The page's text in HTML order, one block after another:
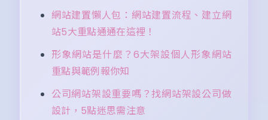
網站建置懶人包：網站建置流程、建立網
站5大重點通通在這裡！
形象網站是什麼？6大架設個人形象網站
重點與範例報你知
公司網站架設重要嗎？找網站架設公司做
設計，5點迷思需注意